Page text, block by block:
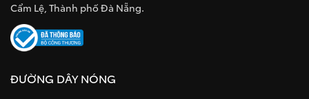
Cẩm Lệ, Thành phố Đà Nẵng.
ĐƯỜNG DÂY NÓNG